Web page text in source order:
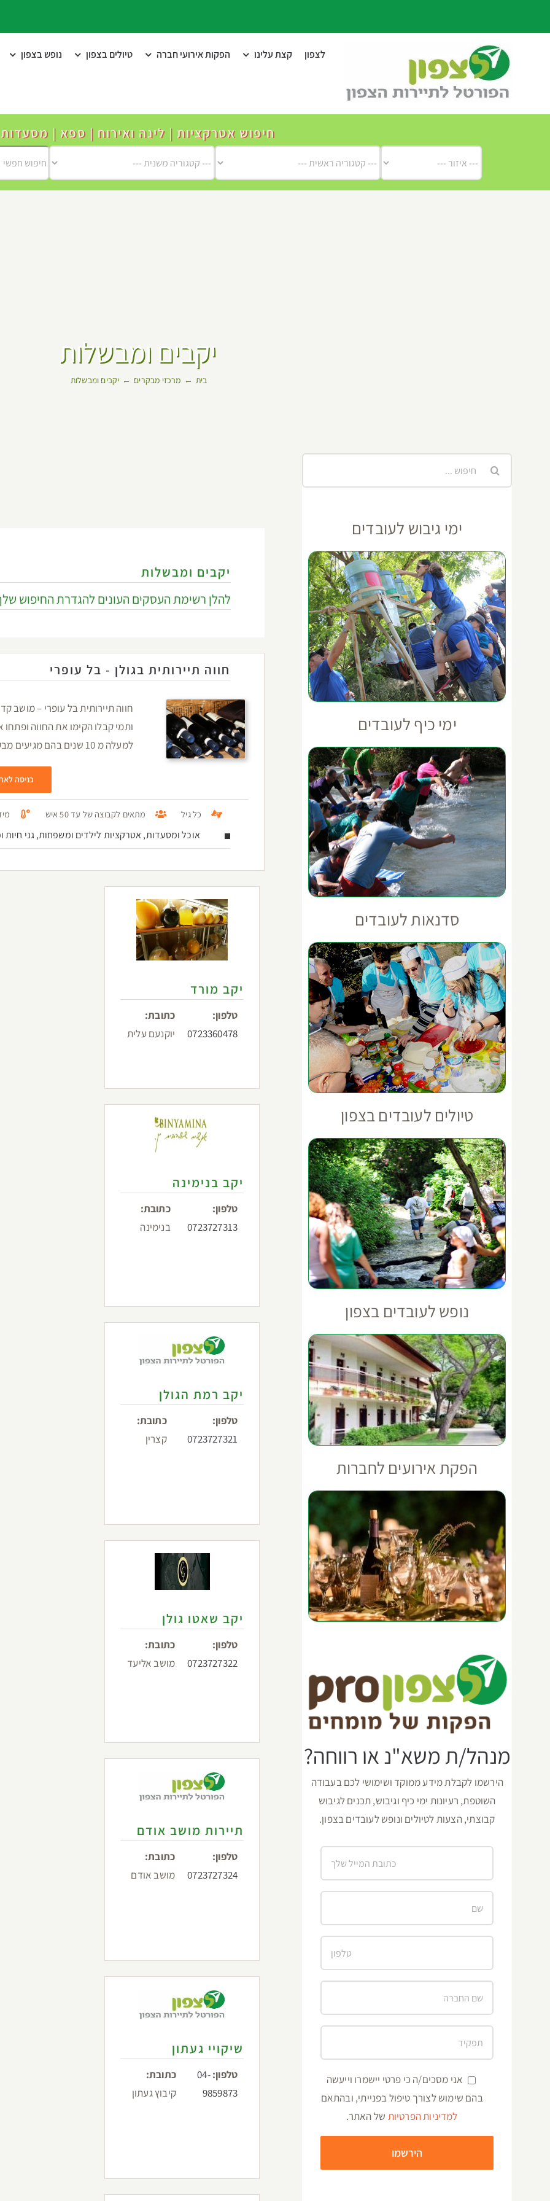
לצפון קצת עלינו הפקות אירועי חברה טיולים בצפון נופש בצפון
חיפוש אטרקציות | לינה ואירוח | ספא | מסעדות
יקבים ומבשלות
בית מרכזי מבקרים יקבים ומבשלות
יקבים ומבשלות
להלן רשימת העסקים העונים להגדרת החיפוש
חווה תיירותית בגולן - בל עופרי
חווה תיירותית בל עופרי – מושב
ותמי קבלו הקימו את החווה
למעלה מ 10 שנים בהם מגיעים מבקרים רבים הנהנים מאירוח
כניסה
כל גיל מתאים לקבוצה של עד 50 איש
אוכל ומסעדות, אטרקציות לילדים ומשפחות, גני חיות
יקב מורד
טלפון:
0723360478
כתובת:
יוקנעם עלית
יקב בנימינה
טלפון:
0723727313
כתובת:
בנימינה
יקב רמת הגולן
טלפון:
0723727321
כתובת:
קצרין
יקב שאטו גולן
טלפון:
0723727322
כתובת:
מושב אליעד
תיירות מושב אודם
טלפון:
0723727324
כתובת:
מושב אודם
שיקויי געתון
טלפון:04-
9859873
כתובת:
קיבוץ געתון
ימי גיבוש לעובדים
ימי כיף לעובדים
סדנאות לעובדים
טיולים לעובדים בצפון
נופש לעובדים בצפון
הפקת אירועים לחברות
מנהל/ת משא"נ או רווחה?
הירשמו לקבלת מידע ממוקד ושימושי לכם בעבודה
השוטפת, רעיונות ימי כיף וגיבוש, תכנים לגיבוש
קבוצתי, הצעות לטיולים ונופש לעובדים בצפון.
אני מסכים/ה כי פרטי יישמרו וייעשה
בהם שימוש לצורך טיפול בפנייתי, ובהתאם
למדיניות הפרטיות של האתר.